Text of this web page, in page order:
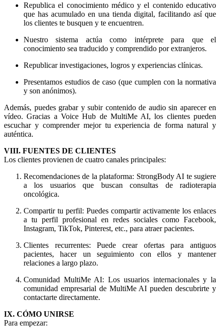
Republica el conocimiento médico y el contenido educativo
que has acumulado en una tienda digital, facilitando así que
los clientes te busquen y te encuentren.
Nuestro sistema actúa como intérprete para que el
conocimiento sea traducido y comprendido por extranjeros.
Republicar investigaciones, logros y experiencias clínicas.
Presentamos estudios de caso (que cumplen con la normativa
y son anónimos).
Además, puedes grabar y subir contenido de audio sin aparecer en
vídeo. Gracias a Voice Hub de MultiMe AI, los clientes pueden
escuchar y comprender mejor tu experiencia de forma natural y
auténtica.
VIII. FUENTES DE CLIENTES
Los clientes provienen de cuatro canales principales:
Recomendaciones de la plataforma: StrongBody AI te sugiere
a los usuarios que buscan consultas de radioterapia
oncológica.
Compartir tu perfil: Puedes compartir activamente los enlaces
a tu perfil profesional en redes sociales como Facebook,
Instagram, TikTok, Pinterest, etc., para atraer pacientes.
Clientes recurrentes: Puede crear ofertas para antiguos
pacientes, hacer un seguimiento con ellos y mantener
relaciones a largo plazo.
Comunidad MultiMe AI: Los usuarios internacionales y la
comunidad empresarial de MultiMe AI pueden descubrirte y
contactarte directamente.
IX. CÓMO UNIRSE
Para empezar: